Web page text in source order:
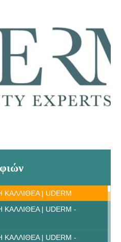
| UDERM
| UDERM -
| UDERM -